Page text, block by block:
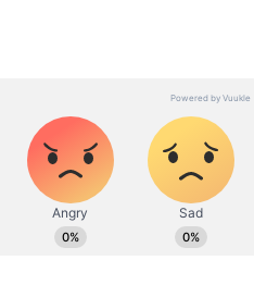
FIFA Knockout Rules : ఒక్క
కార్డుతో వరల్డ్ కప్ నుంచే అవుట్..